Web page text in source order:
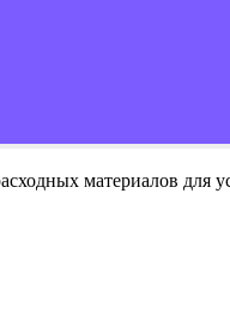
материалов для